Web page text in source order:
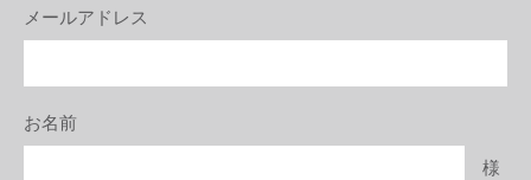
メールアドレス
お名前
様